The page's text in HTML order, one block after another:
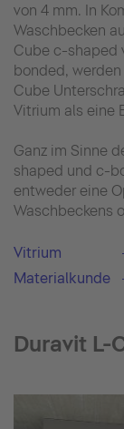
von 4 mm. In
Waschbecken
Cube c-shaped
bonded,
Cube
Vitrium als eine
Ganz im Sinne
shaped und c-
entweder eine
Waschbeckens
Vitrium
Materialkunde
Duravit L-